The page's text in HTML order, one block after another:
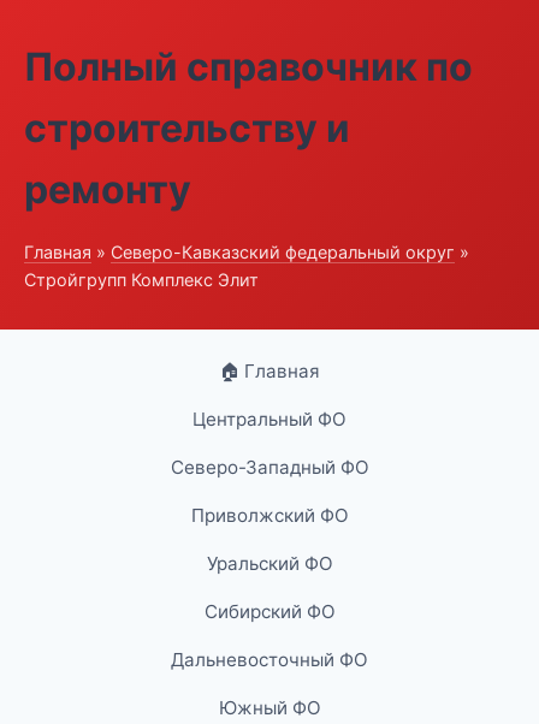
Полный справочник по
строительству и
ремонту
Главная » Северо-Кавказский федеральный округ »
Стройгрупп Комплекс Элит
🏠 Главная
Центральный ФО
Северо-Западный ФО
Приволжский ФО
Уральский ФО
Сибирский ФО
Дальневосточный ФО
Южный ФО